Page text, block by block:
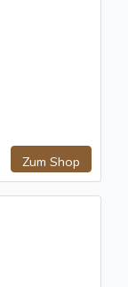
Zum Shop